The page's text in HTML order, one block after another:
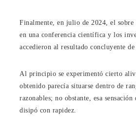
Finalmente, en julio de 2024, el sobre
en una conferencia científica y los
accedieron al resultado concluyente de
Al principio se experimentó cierto
obtenido parecía situarse dentro de
razonables; no obstante, esa sensación
disipó con rapidez.